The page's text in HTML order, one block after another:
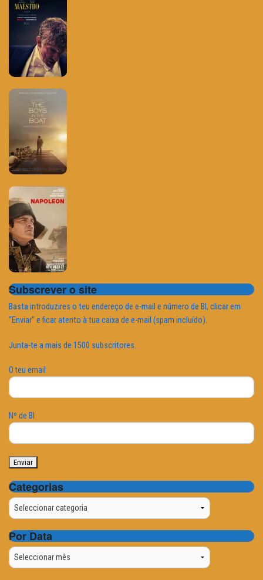
Subscrever o site
Basta introduzires o teu endereço de e-mail e número de BI, clicar em
"Enviar" e ficar atento à tua caixa de e-mail (spam incluído).
Junta-te a mais de 1500 subscritores.
O teu email
Nº de BI
Categorias
Categorias
Por Data
Por
Data